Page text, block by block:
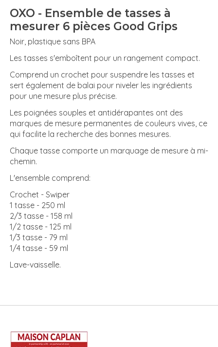
OXO - Ensemble de tasses à
mesurer 6 pièces Good Grips
Noir, plastique sans BPA
Les tasses s'emboîtent pour un rangement compact.
Comprend un crochet pour suspendre les tasses et
sert également de balai pour niveler les ingrédients
pour une mesure plus précise.
Les poignées souples et antidérapantes ont des
marques de mesure permanentes de couleurs vives, ce
qui facilite la recherche des bonnes mesures.
Chaque tasse comporte un marquage de mesure à mi-
chemin.
L'ensemble comprend:
Crochet - Swiper
1 tasse - 250 ml
2/3 tasse - 158 ml
1/2 tasse - 125 ml
1/3 tasse - 79 ml
1/4 tasse - 59 ml
Lave-vaisselle.